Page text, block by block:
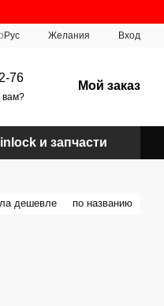
Рус Желания Вход
76
вам?
Мой заказ
и запчасти
дешевле по названию